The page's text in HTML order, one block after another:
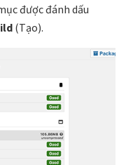
được đánh dấu
(Tạo).